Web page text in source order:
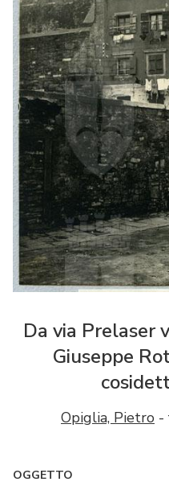
Da via Prelaser
Giuseppe
Opiglia, Pietro -
OGGETTO